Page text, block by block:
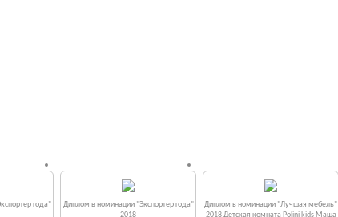
года"
Диплом в номинации "Экспортер года"
2018
Диплом в номинации "Лучшая мебель"
2018 Детская комната Polini kids Маша